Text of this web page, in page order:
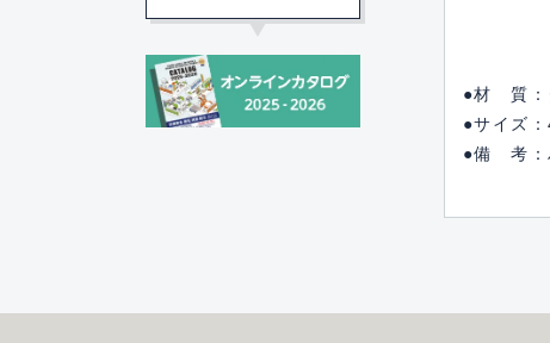
●材 質：
●サイズ
●備 考：
※固定